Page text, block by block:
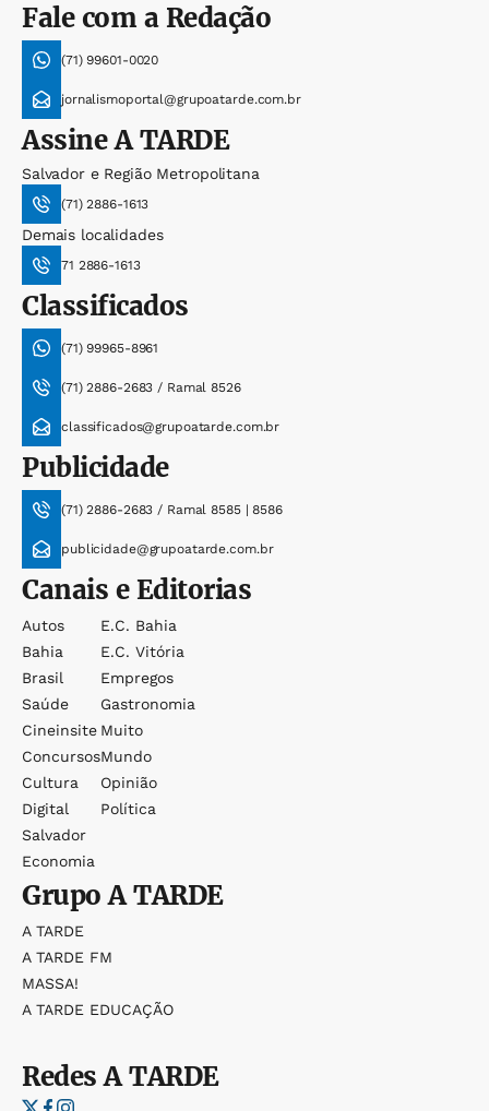
Fale com a Redação
(71) 99601-0020
jornalismoportal@grupoatarde.com.br
AssineA TARDE
Salvador e Região Metropolitana
(71) 2886-1613
Demais localidades
71 2886-1613
Classificados
(71) 99965-8961
(71) 2886-2683 / Ramal 8526
classificados@grupoatarde.com.br
Publicidade
(71) 2886-2683 / Ramal 8585 | 8586
publicidade@grupoatarde.com.br
Canais e Editorias
Autos
Bahia
Brasil
Saúde
Cineinsite
Concursos
Cultura
Digital
Salvador
Economia
E.c. Bahia
E.c. Vitória
Empregos
Gastronomia
Muito
Mundo
Opinião
Política
GrupoA TARDE
A TARDE
A TARDE FM
MASSA!
A TARDE EDUCAÇÃO
RedesA TARDE